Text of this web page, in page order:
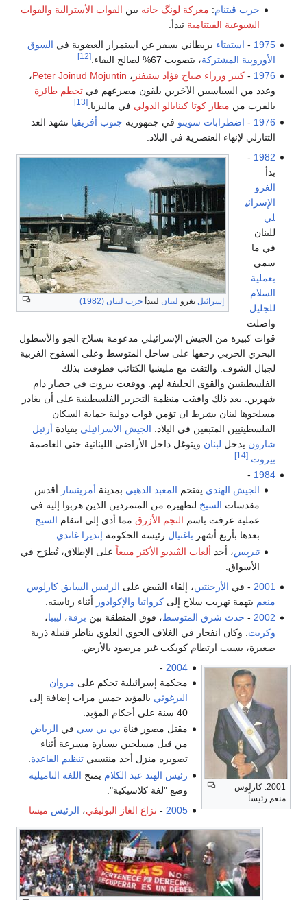
حرب ڤيتنام: معركة لونگ خانه بين القوات الأسترالية والقوات
الشيوعية الڤيتنامية تبدأ.
1975
- استفتاء بريطاني يسفر عن استمرار العضوية في السوق
الأوروپية المشتركة، بتصويت 67% لصالح البقاء. [12]
1976
-كبير وزراء صباح فؤاد ستيفنز ، Peter Joinud Mojuntin،
وعدد من السياسيين الآخرين يلقون مصرعهم فيتحطم طائرة
بالقرب من مطار كوتا كينابالو الدولي في ماليزيا.[13]
1976
- اضطرابات سويتو في جمهورية جنوب أفريقيا تشهد العد
التنازلي لإنهاء العنصرية في البلاد.
إسرائيل تغزو لبنان لتبدأ حرب لبنان (1982)
1982
-
بدأ
الغزو
الإسرائي
لي
للبنان
في ما
سمي
بعملية
السلام
للجليل
واصلت
قوات كبيرة من الجيش الإسرائيلي مدعومة بسلاح الجو والأسطول
البحري الحربي زحفها على ساحل المتوسط وعلى السفوح الغربية
لجبال الشوف. والتقت مع مليشيا الكتائب فطوقت بذلك
الفلسطينيين والقوى الحليفة لهم. ووقعت بيروت في حصار دام
شهرين. بعد ذلك وافقت منظمة التحرير الفلسطينية على أن يغادر
مسلحوها لبنان بشرط ان تؤمن قوات دولية حماية السكان
الفلسطينيين المتبقين في البلاد. الجيش الاسرائيلي بقيادة أرئيل
شارون يدخل لبنان ويتوغل داخل الأراضي اللبنانية حتى العاصمة
بيروت .
[14]
1984
-
الجيش الهندي يقتحم المعبد الذهبي بمدينة أمريتسار أقدس
مقدسات السيخ لتطهيره من المتمردين الذين هربوا إليه في
عملية عرفت باسم النجم الأزرق مما أدى إلى انتقام السيخ
بعدها بأربع أشهر باغتيال رئيسة الحكومة إنديرا غاندي
تتريس، أحد ألعاب الڤيديو الأكثر مبيعاًعلى الإطلاق، تُطرَح في
الأسواق.
2001 - في الأرجنتين، إلقاء القبض على الرئيس السابق كارلوس
منعم بتهمة تهريب سلاح إلىكرواتيا والإكوادور أثناء رئاسته.
2002
- حدث شرق المتوسط، فوق المنطقة بين برقة، ليبيا،
وكريت . وكان انفجار في الغلاف الجوي العلوي يناظر قنبلة ذرية
صغيرة، بسبب ارتطام كويكب غبر مرصود بالأرض.
2001: كارلوس
منعم رئيساً
2004
-
محكمة إسرائيلية تحكم على مروان
البرغوثي بالمؤبد خمس مرات إضافة إلى
40 سنة على أحكام المؤبد.
مقتل مصور قناة بي بي سي في الرياض
من قبل مسلحين بسيارة مسرعة أثناء
تصويره منزل أحد منتسبي تنظيم القاعدة.
رئيس الهند عبد الكلام يمنح اللغة التاميلية
وضع "لغة كلاسيكية".
2005
- نزاع الغاز البوليڤي، الرئيس ميسا